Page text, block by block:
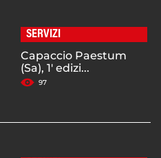
SERVIZI
Capaccio Paestum
(Sa), 1' edizi...
97